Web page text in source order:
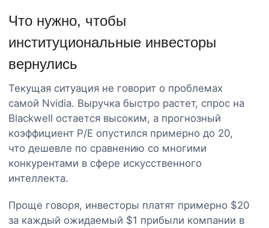
Что нужно, чтобы
институциональные инвесторы
вернулись
Текущая ситуация не говорит о проблемах
самой Nvidia. Выручка быстро растет, спрос на
Blackwell остается высоким, а прогнозный
коэффициент P/E опустился примерно до 20,
что дешевле по сравнению со многими
конкурентами в сфере искусственного
интеллекта.
Проще говоря, инвесторы платят примерно $20
за каждый ожидаемый $1 прибыли компании в